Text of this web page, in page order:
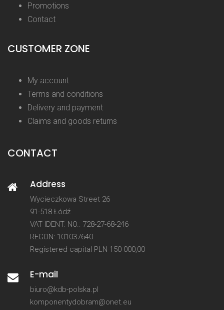
Promotions
Contact
CUSTOMER ZONE
My account
Terms and conditions
Delivery and payment
Claims and goods returns
CONTACT
Address
Wycieczkowa Street 26
91-518 Łódź
VAT IDENT. NO.: 728-27-68-246
REGON: 101037640
Registered capital PLN 150 000,00
E-mail
biuro@kdb-polska.pl
komponentydobram@onet.eu